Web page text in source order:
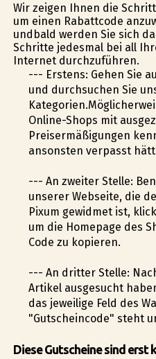
Wir zeigen Ihnen die
um einen Rabattcode
undbald werden Sie sich
Schritte jedesmal bei all
Internet durchzuführen.
--- Erstens: Gehen Sie
und durchsuchen Sie
Online-Shops mit
Preisermäßigungen
ansonsten verpasst
--- An zweiter Stelle:
unserer Webseite, die
Pixum gewidmet ist,
um die Homepage des
Code zu kopieren.
--- An dritter Stelle:
Artikel ausgesucht
das jeweilige Feld des
"Gutscheincode" steht
Diese Gutscheine sind erst